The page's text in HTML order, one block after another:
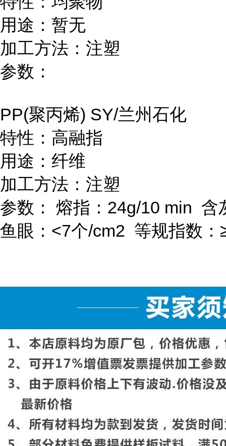
用途：暂无
加工方法：注塑
参数：
PP(聚丙烯) SY/兰州石化
特性：高融指
用途：纤维
加工方法：注塑
参数：
熔指： 24g/10 min 含
鱼眼： <7个/cm2 等规指数：